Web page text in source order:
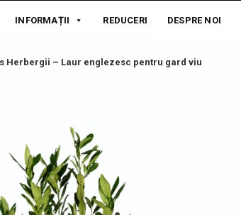
INFORMAȚII REDUCERI DESPRE NOI
Herbergii – Laur englezesc pentru gard viu